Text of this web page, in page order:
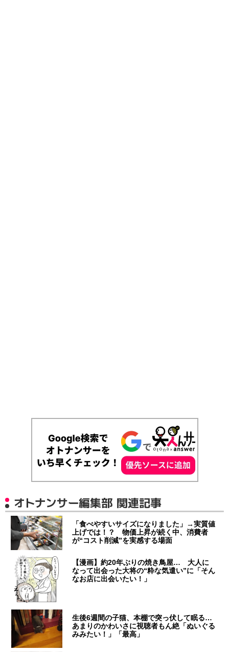
オトナンサー編集部 関連記事
「食べやすいサイズになりました」→実質値
上げでは！？ 物価上昇が続く中、消費者
が“コスト削減”を実感する場面
【漫画】約20年ぶりの焼き鳥屋… 大人に
なって出会った大将の“粋な気遣い”に「そん
なお店に出会いたい！」
生後6週間の子猫、本棚で突っ伏して眠る…
あまりのかわいさに視聴者もん絶「ぬいぐる
みみたい！」「最高」